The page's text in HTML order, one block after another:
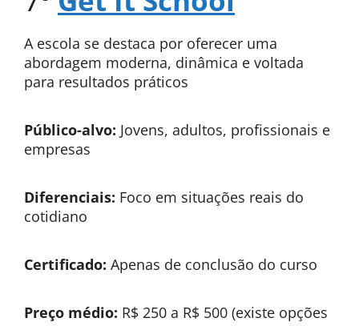
A escola se destaca por oferecer uma
abordagem moderna, dinâmica e voltada
para resultados práticos
Público-alvo: Jovens, adultos, profissionais e
empresas
Diferenciais: Foco em situações reais do
cotidiano
Certificado: Apenas de conclusão do curso
Preço médio: R$ 250 a R$ 500 (existe opções